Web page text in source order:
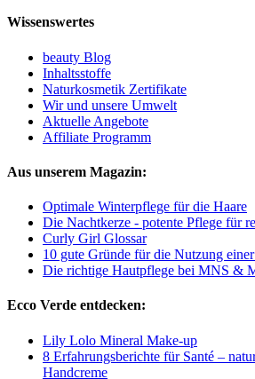
Wissenswertes
beauty Blog
Inhaltsstoffe
Naturkosmetik Zertifikate
Wir und unsere Umwelt
Aktuelle Angebote
Affiliate Programm
Aus unserem Magazin:
Optimale Winterpflege für die Haare
Die Nachtkerze - potente Pflege für
Curly Girl Glossar
10 gute Gründe für die Nutzung
Die richtige Hautpflege bei MNS &
Ecco Verde entdecken:
Lily Lolo Mineral Make-up
8 Erfahrungsberichte für Santé –
Handcreme